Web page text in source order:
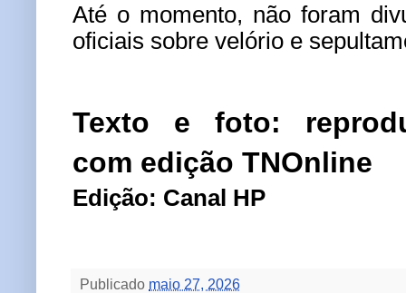
Até o momento, não foram
oficiais sobre velório e
Texto e foto:
com edição TNOnline
Edição: Canal HP
Publicado maio 27, 2026